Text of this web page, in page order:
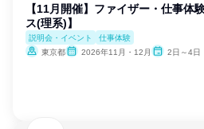
【11月開催】ファイザー・仕事体
ス(理系)】
説明会・イベント
仕事体験
東京都
2026年11月・12月 2日～4日